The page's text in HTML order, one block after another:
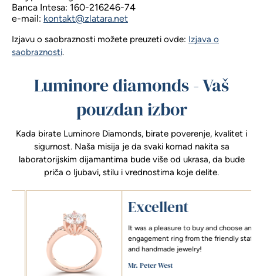
Banca Intesa: 160-216246-74
e-mail: kontakt@zlatara.net
Izjavu o saobraznosti možete preuzeti ovde: Izjava o
saobraznosti.
Luminore diamonds - Vaš
pouzdan izbor
Kada birate Luminore Diamonds, birate poverenje, kvalitet i
sigurnost. Naša misija je da svaki komad nakita sa
laboratorijskim dijamantima bude više od ukrasa, da bude
priča o ljubavi, stilu i vrednostima koje delite.
Excellent
It was a pleasure to buy and choose an
engagement ring from the friendly staff
and handmade jewelry!
Mr. Peter West